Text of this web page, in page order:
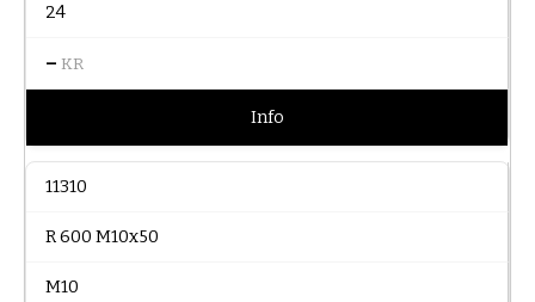
24
– KR
Info
11310
R 600 M10x50
M10